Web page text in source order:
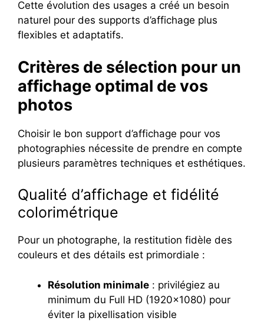
Cette évolution des usages a créé un besoin
naturel pour des supports d’affichage plus
flexibles et adaptatifs.
Critères de sélection pour un
affichage optimal de vos
photos
Choisir le bon support d’affichage pour vos
photographies nécessite de prendre en compte
plusieurs paramètres techniques et esthétiques.
Qualité d’affichage et fidélité
colorimétrique
Pour un photographe, la restitution fidèle des
couleurs et des détails est primordiale :
Résolution minimale : privilégiez au
minimum du Full HD (1920×1080) pour
éviter la pixellisation visible